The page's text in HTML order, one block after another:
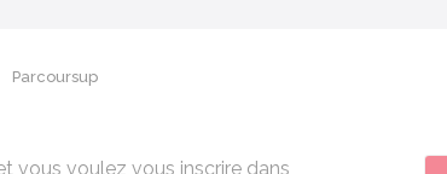
Parcoursup
vous voulez vous inscrire dans